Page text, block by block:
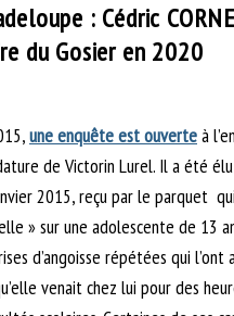
: Cédric
du Gosier en 2020
une enquête est ouverteà
de Victorin Lurel. Il a été
2015, reçu par le parquet
» sur une adolescente de 13
d’angoisse répétées qui
venait chez lui pour des